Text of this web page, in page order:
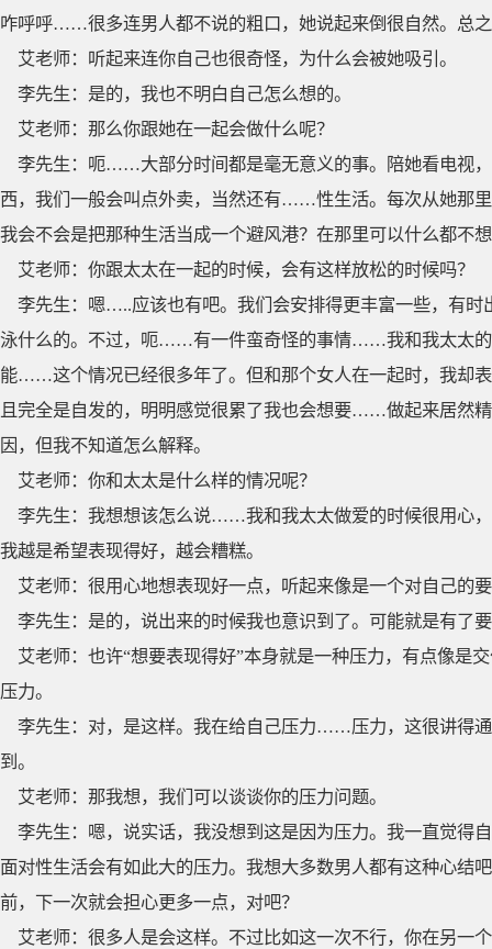
咋呼呼……很多连男人都不说的粗口，她说起来倒很自然。总
艾老师：听起来连你自己也很奇怪，为什么会被她吸引。
李先生：是的，我也不明白自己怎么想的。
艾老师：那么你跟她在一起会做什么呢？
李先生：呃……大部分时间都是毫无意义的事。陪她看电视
西，我们一般会叫点外卖，当然还有……性生活。每次从她那
我会不会是把那种生活当成一个避风港？在那里可以什么都不
艾老师：你跟太太在一起的时候，会有这样放松的时候吗？
李先生：嗯…..应该也有吧。我们会安排得更丰富一些，有
泳什么的。不过，呃……有一件蛮奇怪的事情……我和我太太的
能……这个情况已经很多年了。但和那个女人在一起时，我却
且完全是自发的，明明感觉很累了我也会想要……做起来居然
因，但我不知道怎么解释。
艾老师：你和太太是什么样的情况呢？
李先生：我想想该怎么说……我和我太太做爱的时候很用心
我越是希望表现得好，越会糟糕。
艾老师：很用心地想表现好一点，听起来像是一个对自己的
李先生：是的，说出来的时候我也意识到了。可能就是有了
艾老师：也许“想要表现得好”本身就是一种压力，有点像是
压力。
李先生：对，是这样。我在给自己压力……压力，这很讲得
到。
艾老师：那我想，我们可以谈谈你的压力问题。
李先生：嗯，说实话，我没想到这是因为压力。我一直觉得
面对性生活会有如此大的压力。我想大多数男人都有这种心结
前，下一次就会担心更多一点，对吧？
艾老师：很多人是会这样。不过比如这一次不行，你在另一